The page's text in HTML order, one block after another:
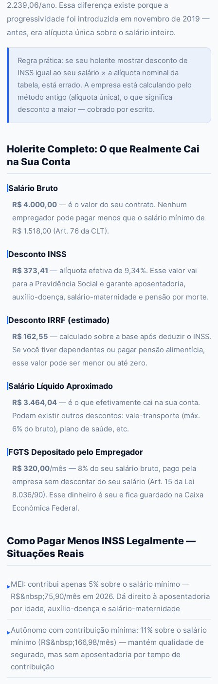
2.239,06/ano. Essa diferença existe porque a
progressividade foi introduzida em novembro de 2019 —
antes, era alíquota única sobre o salário inteiro.
Regra prática: se seu holerite mostrar desconto de
INSS igual ao seu salário × a alíquota nominal da
tabela, está errado. A empresa está calculando pelo
método antigo (alíquota única), o que significa
desconto a maior — cobrado por escrito.
Holerite Completo: O que Realmente Cai
na Sua Conta
Salário Bruto
R$ 4.000,00 — é o valor do seu contrato. Nenhum
empregador pode pagar menos que o salário mínimo de
R$ 1.518,00 (Art. 76 da CLT).
Desconto INSS
R$ 373,41 — alíquota efetiva de 9,34%. Esse valor vai
para a Previdência Social e garante aposentadoria,
auxílio-doença, salário-maternidade e pensão por morte.
Desconto IRRF (estimado)
R$ 162,55 — calculado sobre a base após deduzir o INSS.
Se você tiver dependentes ou pagar pensão alimentícia,
esse valor pode ser menor ou até zero.
Salário Líquido Aproximado
R$ 3.464,04 — é o que efetivamente cai na sua conta.
Podem existir outros descontos: vale-transporte (máx.
6% do bruto), plano de saúde, etc.
FGTS Depositado pelo Empregador
R$ 320,00/mês — 8% do seu salário bruto, pago pela
empresa sem descontar do seu salário (Art. 15 da Lei
8.036/90). Esse dinheiro é seu e fica guardado na Caixa
Econômica Federal.
Como Pagar Menos INSS Legalmente —
Situações Reais
▸MEI: contribui apenas 5% sobre o salário mínimo —
R$&nbsp;75,90/mês em 2026. Dá direito à aposentadoria
por idade, auxílio-doença e salário-maternidade
▸Autônomo com contribuição mínima: 11% sobre o salário
mínimo (R$&nbsp;166,98/mês) — mantém qualidade de
segurado, mas sem aposentadoria por tempo de
contribuição